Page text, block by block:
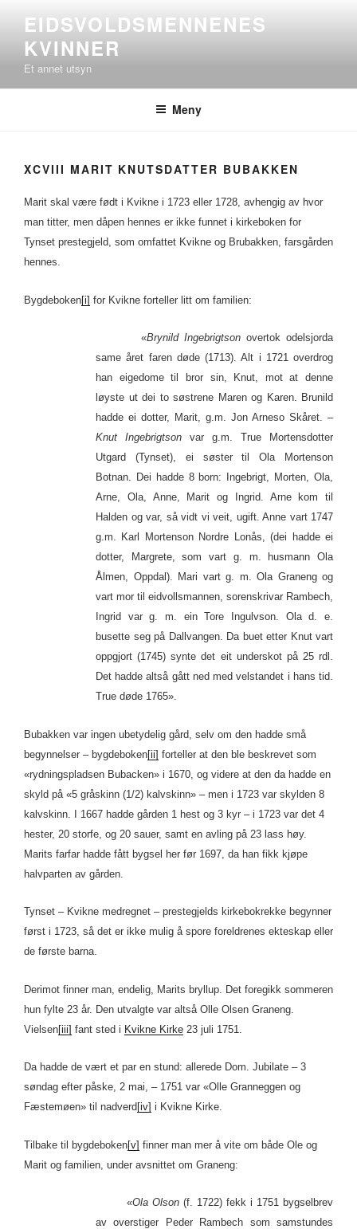
innhold
EIDSVOLDSMENNENES
KVINNER
Et annet utsyn
Meny
XCVIII MARIT KNUTSDATTER BUBAKKEN
Marit skal være født i Kvikne i 1723 eller 1728, avhengig av hvor
man titter, men dåpen hennes er ikke funnet i kirkeboken for
Tynset prestegjeld, som omfattet Kvikne og Brubakken, farsgården
hennes.
Bygdeboken[i] for Kvikne forteller litt om familien:
«Brynild Ingebrigtsonovertok odelsjorda
same året faren døde (1713). Alt i 1721 overdrog
han eigedome til bror sin, Knut, mot at denne
løyste ut dei to søstrene Maren og Karen. Brunild
hadde ei dotter, Marit, g.m. Jon Arneso Skåret. –
Knut Ingebrigtson var g.m. True Mortensdotter
Utgard (Tynset), ei søster til Ola Mortenson
Botnan. Dei hadde 8 born: Ingebrigt, Morten, Ola,
Arne, Ola, Anne, Marit og Ingrid. Arne kom til
Halden og var, så vidt vi veit, ugift. Anne vart 1747
g.m. Karl Mortenson Nordre Lonås, (dei hadde ei
dotter, Margrete, som vart g. m. husmann Ola
Ålmen, Oppdal). Mari vart g. m. Ola Graneng og
vart mor til eidvollsmannen, sorenskrivar Rambech,
Ingrid var g. m. ein Tore Ingulvson. Ola d. e.
busette seg på Dallvangen. Da buet etter Knut vart
oppgjort (1745) synte det eit underskot på 25 rdl.
Det hadde altså gått ned med velstandet i hans tid.
True døde 1765».
Bubakken var ingen ubetydelig gård, selv om den hadde små
begynnelser – bygdeboken[ii] forteller at den ble beskrevet som
«rydningspladsen Bubacken» i 1670, og videre at den da hadde en
skyld på «5 gråskinn (1/2) kalvskinn» – men i 1723 var skylden 8
kalvskinn. I 1667 hadde gården 1 hest og 3 kyr – i 1723 var det 4
hester, 20 storfe, og 20 sauer, samt en avling på 23 lass høy.
Marits farfar hadde fått bygsel her før 1697, da han fikk kjøpe
halvparten av gården.
Tynset – Kvikne medregnet – prestegjelds kirkebokrekke begynner
først i 1723, så det er ikke mulig å spore foreldrenes ekteskap eller
de første barna.
Derimot finner man, endelig, Marits bryllup. Det foregikk sommeren
hun fylte 23 år. Den utvalgte var altså Olle Olsen Graneng.
Vielsen[iii] fant sted i Kvikne Kirke 23 juli 1751.
Da hadde de vært et par en stund: allerede Dom. Jubilate – 3
søndag efter påske, 2 mai, – 1751 var «Olle Granneggen og
Fæstemøen» til nadverd [iv] i Kvikne Kirke.
Tilbake til bygdeboken[v] finner man mer å vite om både Ole og
Marit og familien, under avsnittet om Graneng:
«Ola Olson (f. 1722) fekk i 1751 bygselbrev
av overstiger Peder Rambech som samstundes